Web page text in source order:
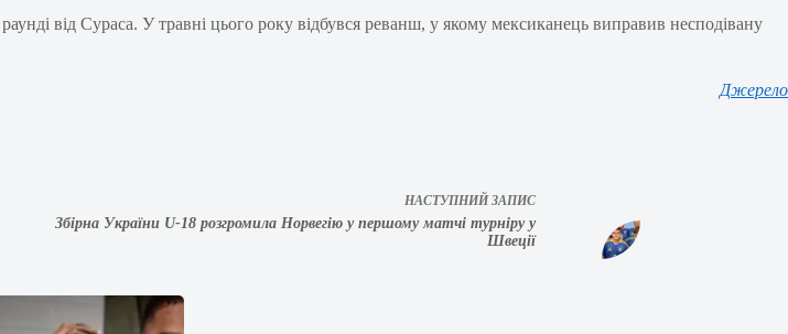
від Сураса. У травні цього року відбувся реванш, у якому мексиканець виправив несподівану
Джерело
НАСТУПНИЙЗАПИС
Збірна України U-18 розгромила Норвегію у першому матчі турніру у
Швеції